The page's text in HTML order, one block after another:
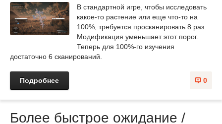
В стандартной игре, чтобы исследовать
какое-то растение или еще что-то на
100%, требуется просканировать 8 раз.
Модификация уменьшает этот порог.
Теперь для 100%-го изучения
достаточно 6 сканирований.
0
Подробнее
Более быстрое ожидание /